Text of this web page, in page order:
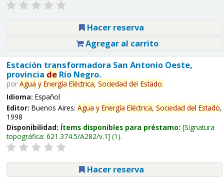
Hacer reserva
Agregar al carrito
Estación transformadora San Antonio Oeste,
provincia deRío Negro.
por Agua y Energía Eléctrica, Sociedad del Estado.
Idioma: Español
Editor: Buenos Aires: Agua y Energía Eléctrica, Sociedad del Estado,
1998
Disponibilidad: Ítems disponibles para préstamo: Signatura
topográfica: 621.374.5/A282/v.1 (1).
Hacer reserva